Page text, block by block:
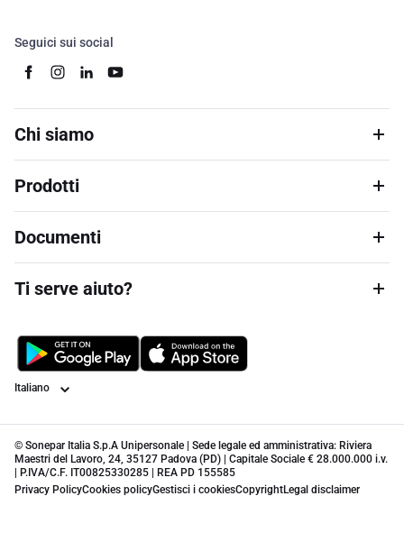
Seguici sui social
Chi siamo
Prodotti
Documenti
Ti serve aiuto?
Lingua
© Sonepar Italia S.p.A Unipersonale | Sede legale ed amministrativa: Riviera
Maestri del Lavoro, 24, 35127 Padova (PD) | Capitale Sociale € 28.000.000 i.v.
| P.IVA/C.F. IT00825330285 | REA PD 155585
Privacy PolicyCookies policyGestisci i cookiesCopyrightLegal disclaimer